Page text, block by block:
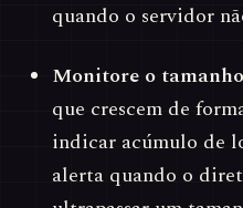
quando o servidor
Monitore o
que crescem de
indicar acúmulo de
alerta quando o